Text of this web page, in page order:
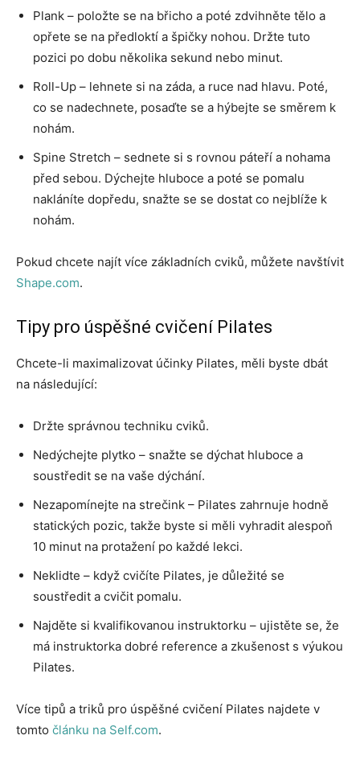
Plank – položte se na břicho a poté zdvihněte tělo a
opřete se na předloktí a špičky nohou. Držte tuto
pozici po dobu několika sekund nebo minut.
Roll-Up – lehnete si na záda, a ruce nad hlavu. Poté,
co se nadechnete, posaďte se a hýbejte se směrem k
nohám.
Spine Stretch – sednete si s rovnou páteří a nohama
před sebou. Dýchejte hluboce a poté se pomalu
nakláníte dopředu, snažte se se dostat co nejblíže k
nohám.
Pokud chcete najít více základních cviků, můžete navštívit
Shape.com.
Tipy pro úspěšné cvičení Pilates
Chcete-li maximalizovat účinky Pilates, měli byste dbát
na následující:
Držte správnou techniku cviků.
Nedýchejte plytko – snažte se dýchat hluboce a
soustředit se na vaše dýchání.
Nezapomínejte na strečink – Pilates zahrnuje hodně
statických pozic, takže byste si měli vyhradit alespoň
10 minut na protažení po každé lekci.
Neklidte – když cvičíte Pilates, je důležité se
soustředit a cvičit pomalu.
Najděte si kvalifikovanou instruktorku – ujistěte se, že
má instruktorka dobré reference a zkušenost s výukou
Pilates.
Více tipů a triků pro úspěšné cvičení Pilates najdete v
tomto článku na Self.com.